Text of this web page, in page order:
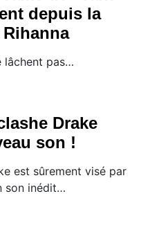
depuis la
lâchent pas…
Drake
son !
est sûrement visé par
son inédit…